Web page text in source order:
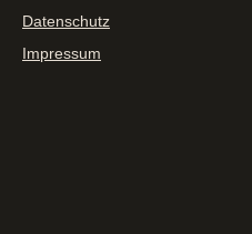
Datenschutz
Impressum